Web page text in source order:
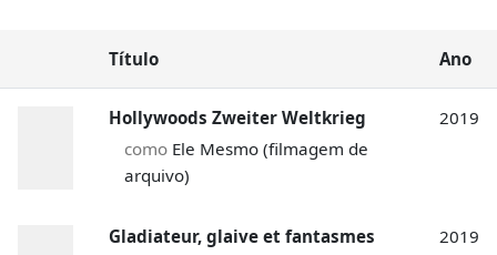
Título Ano
Hollywoods Zweiter Weltkrieg
como Ele Mesmo (filmagem de
arquivo)
2019
Gladiateur, glaive et fantasmes
2019